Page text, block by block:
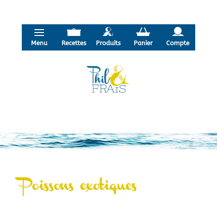
Menu Recettes Produits Panier Compte
Poissons exotiques